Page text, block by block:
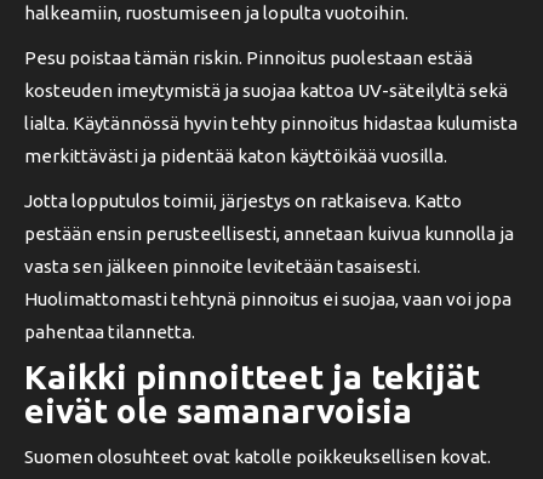
halkeamiin, ruostumiseen ja lopulta vuotoihin.
Pesu poistaa tämän riskin. Pinnoitus puolestaan estää
kosteuden imeytymistä ja suojaa kattoa UV-säteilyltä sekä
lialta. Käytännössä hyvin tehty pinnoitus hidastaa kulumista
merkittävästi ja pidentää katon käyttöikää vuosilla.
Jotta lopputulos toimii, järjestys on ratkaiseva. Katto
pestään ensin perusteellisesti, annetaan kuivua kunnolla ja
vasta sen jälkeen pinnoite levitetään tasaisesti.
Huolimattomasti tehtynä pinnoitus ei suojaa, vaan voi jopa
pahentaa tilannetta.
Kaikki pinnoitteet ja tekijät
eivät ole samanarvoisia
Suomen olosuhteet ovat katolle poikkeuksellisen kovat.